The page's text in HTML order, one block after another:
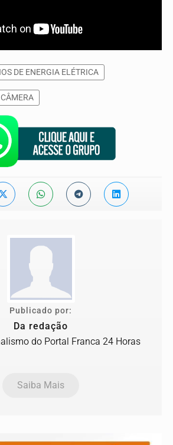
DE ENERGIA ELÉTRICA
CÂMERA
Publicado por:
Da redação
do Portal Franca 24 Horas
Saiba Mais